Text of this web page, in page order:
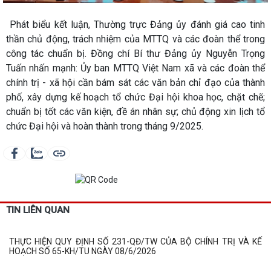
Phát biểu kết luận, Thường trực Đảng ủy đánh giá cao tinh
thần chủ động, trách nhiệm của MTTQ và các đoàn thể trong
công tác chuẩn bị. Đồng chí Bí thư Đảng ủy Nguyễn Trọng
Tuấn nhấn mạnh: Ủy ban MTTQ Việt Nam xã và các đoàn thể
chính trị - xã hội cần bám sát các văn bản chỉ đạo của thành
phố, xây dựng kế hoạch tổ chức Đại hội khoa học, chặt chẽ;
chuẩn bị tốt các văn kiện, đề án nhân sự; chủ động xin lịch tổ
chức Đại hội và hoàn thành trong tháng 9/2025.
TIN LIÊN QUAN
THỰC HIỆN QUY ĐỊNH SỐ 231-QĐ/TW CỦA BỘ CHÍNH TRỊ VÀ KẾ
HOẠCH SỐ 65-KH/TU NGÀY 08/6/2026